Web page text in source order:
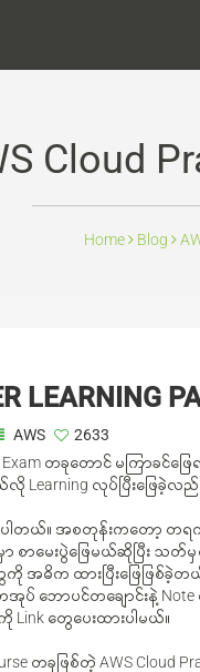
Cloud
Home Blog
LEARNING
AWS
2633
တခုတောင် မကြာခင်ဖ
လို Learning လုပ်ပြီးဖြေခဲ့လ
တယ်။ အစတုန်းကတော့ တရက်
ာမေးပွဲဖြေမယ်ဆိုပြီး
က ထားပြီးဖြေဖြစ်ခဲ့တယ်။
ပ် ဘောပင်တချောင်းနဲ့
တွေပေးထားပါမယ်။
တခုဖြစ်တဲ့ AWS Cloud